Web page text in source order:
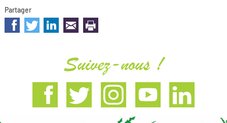
Partager
sur les réseaux sociaux
Suivez-nous !